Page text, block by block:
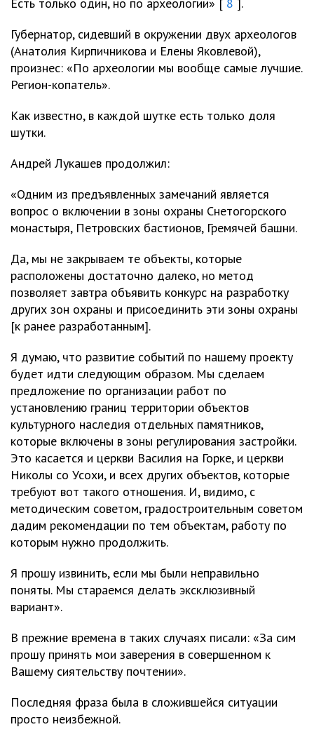
Губернатор, сидевший в окружении двух археологов
(Анатолия Кирпичникова и Елены Яковлевой),
произнес: «По археологии мы вообще самые лучшие.
Регион-копатель».
Как известно, в каждой шутке есть только доля
шутки.
Андрей Лукашев продолжил:
«Одним из предъявленных замечаний является
вопрос о включении в зоны охраны Снетогорского
монастыря, Петровских бастионов, Гремячей башни.
Да, мы не закрываем те объекты, которые
расположены достаточно далеко, но метод
позволяет завтра объявить конкурс на разработку
других зон охраны и присоединить эти зоны охраны
[к ранее разработанным].
Я думаю, что развитие событий по нашему проекту
будет идти следующим образом. Мы сделаем
предложение по организации работ по
установлению границ территории объектов
культурного наследия отдельных памятников,
которые включены в зоны регулирования застройки.
Это касается и церкви Василия на Горке, и церкви
Николы со Усохи, и всех других объектов, которые
требуют вот такого отношения. И, видимо, с
методическим советом, градостроительным советом
дадим рекомендации по тем объектам, работу по
которым нужно продолжить.
Я прошу извинить, если мы были неправильно
поняты. Мы стараемся делать эксклюзивный
вариант».
В прежние времена в таких случаях писали: «За сим
прошу принять мои заверения в совершенном к
Вашему сиятельству почтении».
Последняя фраза была в сложившейся ситуации
просто неизбежной.